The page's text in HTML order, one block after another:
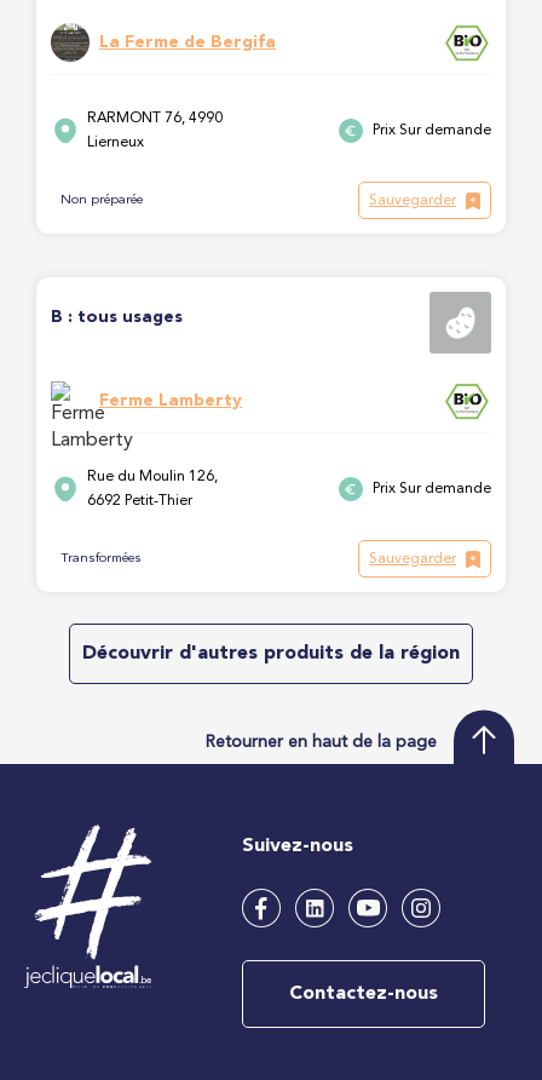
La Ferme de Bergifa
RARMONT 76, 4990
Lierneux
Prix Sur demande
Non préparée Sauvegarder
B : tous usages
Ferme Lamberty
Rue du Moulin 126,
6692 Petit-Thier
Prix Sur demande
Transformées Sauvegarder
Découvrir d'autres produits de la région
Retourner en haut de la page
Suivez-nous
Contactez-nous